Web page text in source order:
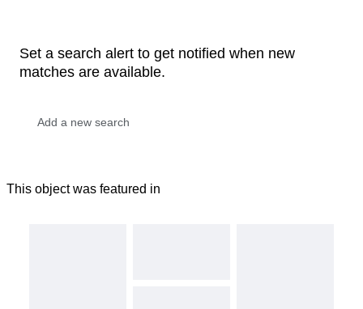
Set a search alert to get notified when new
matches are available.
This object was featured in